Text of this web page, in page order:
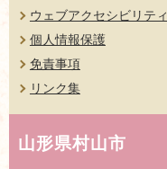
ウェブアクセシビリティ
個人情報保護
免責事項
リンク集
山形県村山市